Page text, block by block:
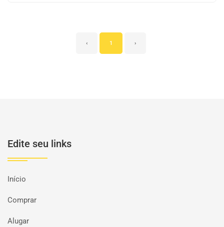
‹ 1 ›
Edite seu links
Início
Comprar
Alugar